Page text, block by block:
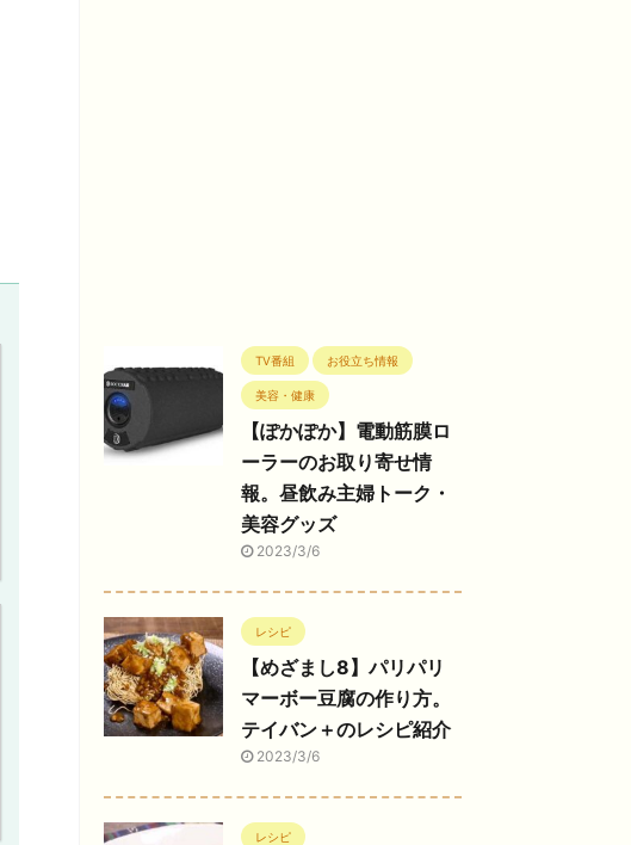
TV番組 お役立ち情報
美容・健康
【ぽかぽか】電動筋膜ロ
ーラーのお取り寄せ情
報。昼飲み主婦トーク・
美容グッズ
2023/3/6
レシピ
【めざまし8】パリパリ
マーボー豆腐の作り方。
テイバン＋のレシピ紹介
2023/3/6
レシピ